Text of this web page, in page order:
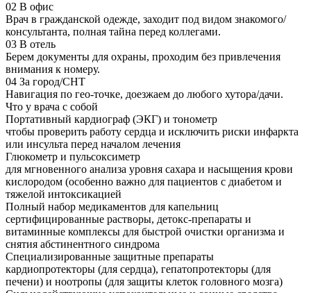
02 В офис
Врач в гражданской одежде, заходит под видом знакомого/
консультанта, полная тайна перед коллегами.
03 В отель
Берем документы для охраны, проходим без привлечения
внимания к номеру.
04 За город/СНТ
Навигация по гео-точке, доезжаем до любого хутора/дачи.
Что у врача с собой
Портативный кардиограф (ЭКГ) и тонометр
чтобы проверить работу сердца и исключить риски инфаркта
или инсульта перед началом лечения
Глюкометр и пульсоксиметр
для мгновенного анализа уровня сахара и насыщения крови
кислородом (особенно важно для пациентов с диабетом и
тяжелой интоксикацией
Полный набор медикаментов для капельниц
сертифицированные растворы, детокс-препараты и
витаминные комплексы для быстрой очистки организма и
снятия абстинентного синдрома
Специализированные защитные препараты
кардиопротекторы (для сердца), гепатопротекторы (для
печени) и ноотропы (для защиты клеток головного мозга)